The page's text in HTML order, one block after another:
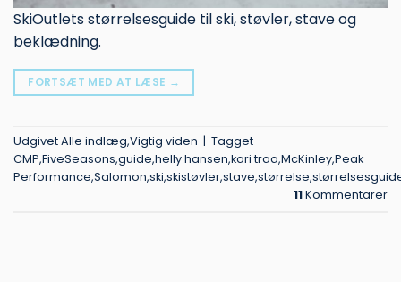
SkiOutlets størrelsesguide til ski, støvler, stave og
beklædning.
FORTSÆT MED AT LÆSE →
UdgivetAlle indlæg,Vigtig viden | Tagget
CMP,FiveSeasons,guide,helly hansen,kari traa,McKinley,Peak
Performance,Salomon,ski,skistøvler,stave,størrelse,
11Kommentarer